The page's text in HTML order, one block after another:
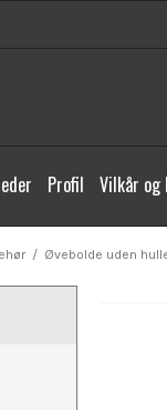
Profil Vilkår og
/ Øvebolde uden